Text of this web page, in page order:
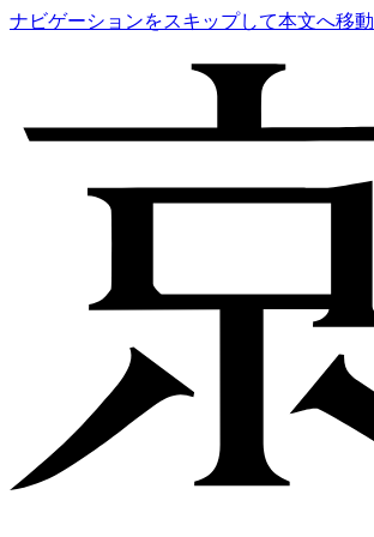
ナビゲーションをスキップして本文へ移動